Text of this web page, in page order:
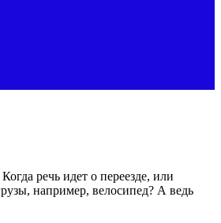
речь идет о переезде, или
например, велосипед? А ведь